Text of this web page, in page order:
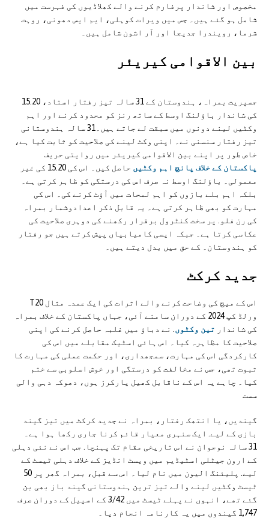
مخصوص اور شاندار پرفارم کرنے والے کھلاڈيوں کی فہرست میں
شامل ہو گئے ہیں۔ جس میں ویرات کوہلی، ایم ایس دھونی، روہت
شرما، رویندرا جدیجا اور آر اشون شامل ہیں۔
بین الاقوامی کیریئر
جسپریت بمراہ، ہندوستان کے 31 سالہ تیز رفتار استاد، 15.20
کی شاندار باؤلنگ اوسط کے ساتھ رنز کو محدود کرنے اور اہم
وکٹیں لینے دونوں میں سبقت لے جاتے ہیں۔31 سالہ ہندوستانی
تیز رفتار سنسنی نے۔ اپنی وکٹ لینے کی صلاحیت کو ثابت کیا ہے،
خاص طور پر اپنے بین الاقوامی کیریئر میں روایتی حریف
پاکستان کے خلاف پانچ اہم وکٹیں
حاصل کیں۔ اس کی 15.20 کی غیر
معمولی۔ باؤلنگ اوسط نہ صرف اس کی درستگی کو ظاہر کرتی ہے۔
بلکہ اہم بلے بازوں کو اہم لمحات میں آؤٹ کرنے کی۔ اس کی
مہارت کو بھی ظاہر کرتی ہے۔ یہ قابل ذکر اعدادوشمار بمراہ
کی رن فلو. پر سخت کنٹرول برقرار رکھنے کی دوہری صلاحیت کی
عکاسی کرتا ہے۔ جبکہ ایسی کامیابیاں پیش کرتے ہیں جو رفتار
کو ہندوستان۔ کے حق میں بدل دیتے ہیں۔
جدید کرکٹ
اس کے میچ کی وضاحت کرنے والے اثرات کی ایک عمدہ مثال T20
ورلڈ کپ 2024 کے دوران سامنے آئی، جہاں پاکستان کے خلاف بمراہ
کی شاندار تین وکٹوں . نے دباؤ میں غلبہ حاصل کرنے کی اپنی
صلاحیت کا مظاہرہ کیا۔ اس ہائی اسٹیک مقابلے میں اس کی
کارکردگی اس کی مہارت، سمجھداری، اور حکمت عملی کی مہارت کا
ثبوت تھی، جس نے مخالفت کو درستگی اور خوش اسلوبی سے ختم
کیا۔ چاہے یہ اس کے ناقابل کھیل یارکرز ہوں، دھوکہ دہی والی
سست
گیندیں، یا انتھک رفتار، بمراہ نے جدید کرکٹ میں تیز گیند
بازی کے لیے. ایک سنہری معیار قائم کرنا جاری رکھا ہوا ہے۔
31 سالہ نوجوان نے اس تاریخی مقام تک پہنچا. جب اس نے نئی دہلی
کے ارون جیٹلی اسٹیڈیم میں ویسٹ انڈیز کے خلاف دہلی ٹیسٹ کے
لیے. پلیئنگ الیون میں نام لیا۔ اس سے قبل، بمراہ گھر پر 50
ٹیسٹ وکٹیں لینے والے تیز ترین ہندوستانی گیند باز بھی بن
گئے تھے، انہوں نے پہلے ٹیسٹ میں 3/42 کے اسپیل کے دوران صرف
1,747 گیندوں میں یہ کارنامہ انجام دیا۔